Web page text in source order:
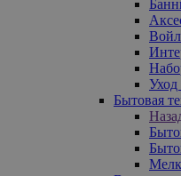
Уход
Бытовая